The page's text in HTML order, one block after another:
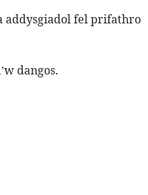
addysgiadol fel prifathro
dangos.